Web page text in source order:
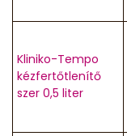
Kliniko-Tempo
kézfertőtlenítő
szer 0,5 liter